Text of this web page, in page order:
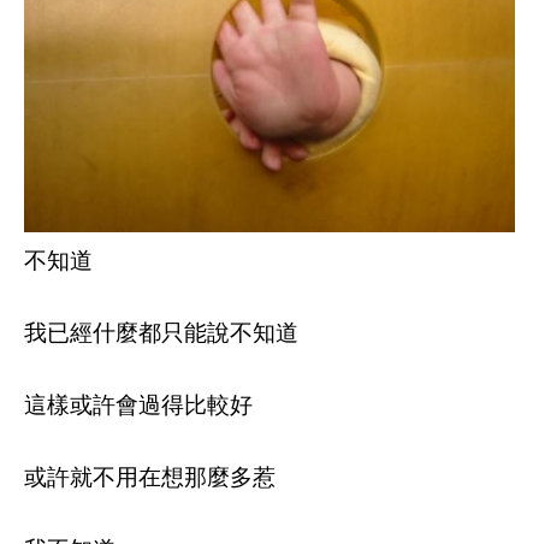
不知道
我已經什麼都只能說不知道
這樣或許會過得比較好
或許就不用在想那麼多惹